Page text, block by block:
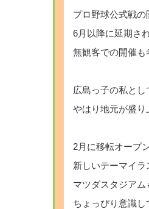
プロ野球公式戦の
6月以降に延期さ
無観客での開催も
広島っ子の私とし
やはり地元が盛
2月に移転オープ
新しいテーマイ
マツダスタジア
ちょっぴり意識し